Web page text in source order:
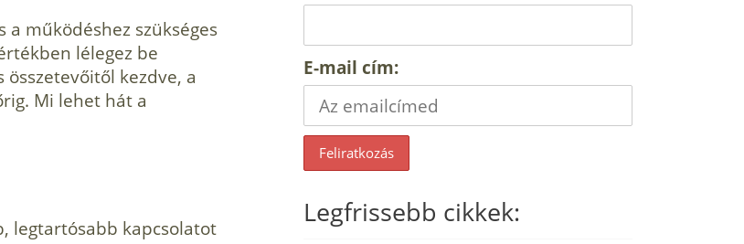
működéshez szükséges
lélegez be
kezdve, a
Mi lehet hát a
legtartósabb kapcsolatot
E-mail cím:
Legfrissebb cikkek: